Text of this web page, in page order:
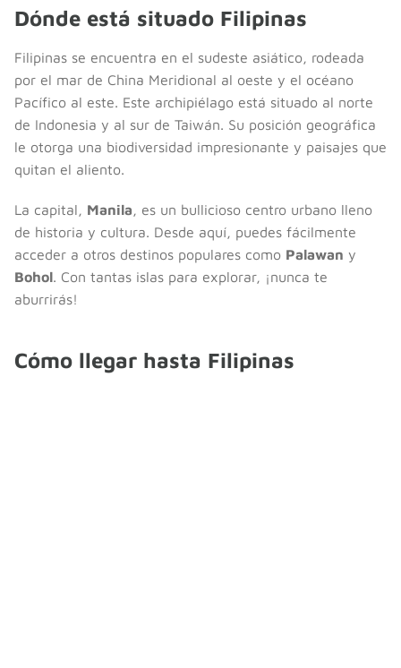
Dónde está situado Filipinas
Filipinas se encuentra en el sudeste asiático, rodeada
por el mar de China Meridional al oeste y el océano
Pacífico al este. Este archipiélago está situado al norte
de Indonesia y al sur de Taiwán. Su posición geográfica
le otorga una biodiversidad impresionante y paisajes que
quitan el aliento.
La capital, Manila, es un bullicioso centro urbano lleno
de historia y cultura. Desde aquí, puedes fácilmente
acceder a otros destinos populares como Palawan y
Bohol. Con tantas islas para explorar, ¡nunca te
aburrirás!
Cómo llegar hasta Filipinas